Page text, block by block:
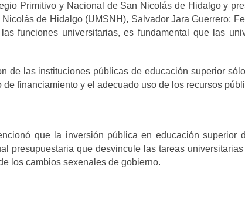
Primitivo y Nacional de San Nicolás de Hidalgo y
de Hidalgo (UMSNH), Salvador Jara Guerrero;
funciones universitarias, es fundamental que las
de las instituciones públicas de educación superior
de financiamiento y el adecuado uso de los recursos
que la inversión pública en educación superior
presupuestaria que desvincule las tareas
los cambios sexenales de gobierno.